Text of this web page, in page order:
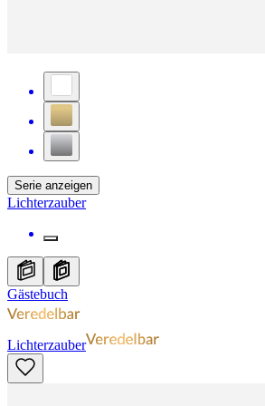
Serie anzeigen
Lichterzauber
Gästebuch
Lichterzauber